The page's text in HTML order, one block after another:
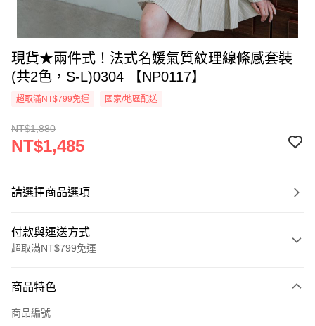
現貨★兩件式！法式名媛氣質紋理線條感套裝
(共2色，S-L)0304 【NP0117】
超取滿NT$799免運 國家/地區配送
NT$1,880
NT$1,485
請選擇商品選項
付款與運送方式
超取滿NT$799免運
信用卡一次付款
超商取貨付款
商品特色
商品編號